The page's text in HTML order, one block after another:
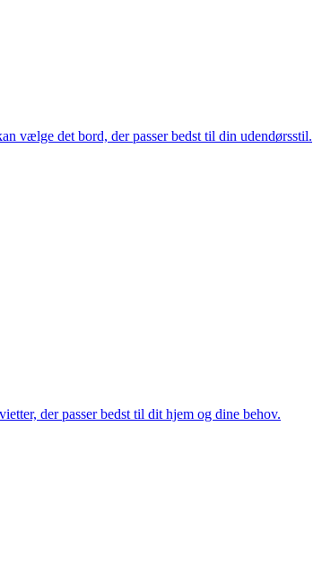
vælge det bord, der passer bedst til din udendørsstil.
der passer bedst til dit hjem og dine behov.